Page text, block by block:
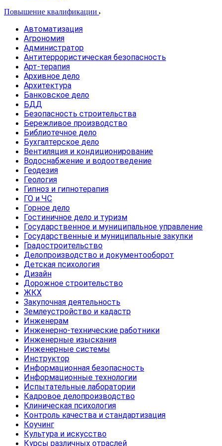
Повышение квалификации
Автоматизация
Агрономия
Администратор
Антитеррористическая безопасность
Арт-терапия
Архивное дело
Архитектура
Банковское дело
БДД
Безопасность строительства
Бережливое производство
Библиотечное дело
Бухгалтерское дело
Вентиляция и кондиционирование
Водоснабжение и водоотведение
Геодезия
Геология
Гипноз и гипнотерапия
ГО и ЧС
Горное дело
Гостиничное дело и туризм
Государственное и муниципальное управление
Государственные и муниципальные закупки
Градостроительство
Делопроизводство и документооборот
Детская психология
Дизайн
Дорожное строительство
ЖКХ
Закупочная деятельность
Землеустройство и кадастр
Инженерам
Инженерно-технические работники
Инженерные изыскания
Инженерные системы
Инструктор
Информационная безопасность
Информационные технологии
Испытательные лаборатории
Кадровое делопроизводство
Клиническая психология
Контроль качества и стандартизация
Коучинг
Культура и искусство
Курсы различных отраслей